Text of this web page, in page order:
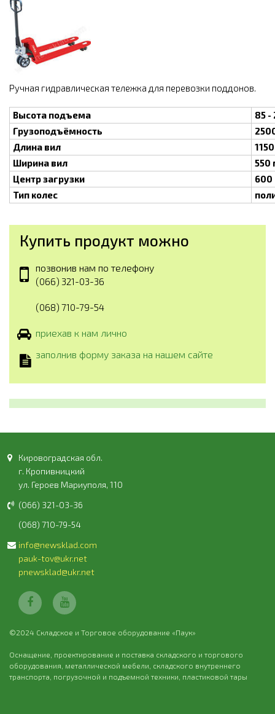
Ручная гидравлическая тележка для перевозки поддонов.
Высота подъема
85
Грузоподъёмность
Длина вил
Ширина вил
550
Центр загрузки
Тип колес
Купить продукт можно
позвонив нам по телефону
(066) 321-03-36
(068) 710-79-54
приехав к нам лично
заполнив форму заказа на нашем сайте
Кировоградская обл.
г. Кропивницкий
ул. Героев Мариуполя, 110
(066) 321-03-36
(068) 710-79-54
info@newsklad.com
pauk-tov@ukr.net
pnewsklad@ukr.net
©2024 Складское и Торговое оборудование «Паук»
Оснащение, проектирование и поставка складского и торгового
оборудования, металлической мебели, складского внутреннего
транспорта, погрузочной и подъемной техники, пластиковой тары